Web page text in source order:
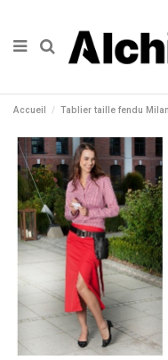
Accueil Tablier taille fendu